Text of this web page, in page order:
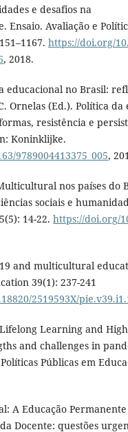
e desafios na
Ensaio. Avaliação e
https://doi.org/
, 2018.
educacional no Brasil:
Ornelas (Ed.). Política da
resistência e
Koninklijke.
9789004413375_005,
nos países do
sociais e
14-22. https://doi.org/
and multicultural
39(1): 237-241
2519593X/
Learning and
and challenges in
Públicas em
A Educação Permanente
Docente: questões